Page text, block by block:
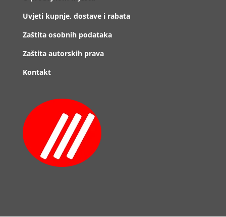
Uvjeti kupnje, dostave i rabata
Zaštita osobnih podataka
Zaštita autorskih prava
Kontakt